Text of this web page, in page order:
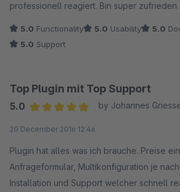
professionell reagiert. Bin super zufrieden
5.0 Functionality 5.0 Usability 5.0
5.0 Support
Top Plugin mit Top Support
5.0
by Johannes
20 December 2016 12:46
Plugin hat alles was ich brauche. Preise
Anfrageformular, Multikonfiguration je
Installation und Support welcher schnell